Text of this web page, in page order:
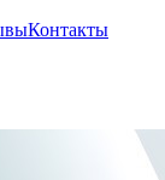
Контакты